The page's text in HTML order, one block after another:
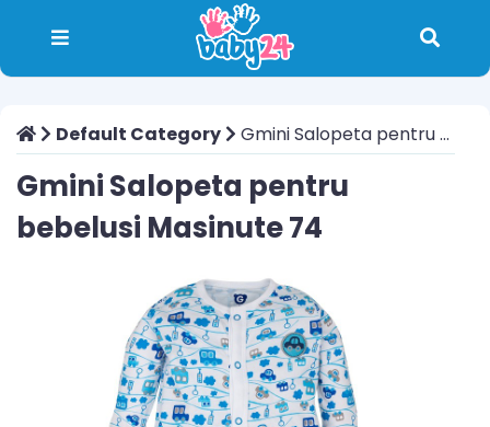
Default Category Gmini Salopeta pentru bebelusi Masinute 74
Gmini Salopeta pentru
bebelusi Masinute 74